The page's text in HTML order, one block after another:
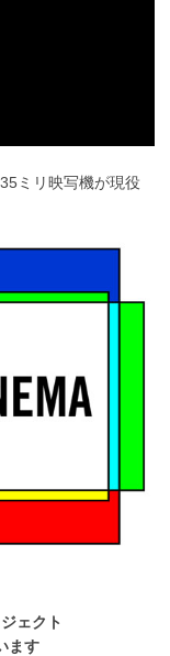
ミリ映写機が現役
ェクト
ます